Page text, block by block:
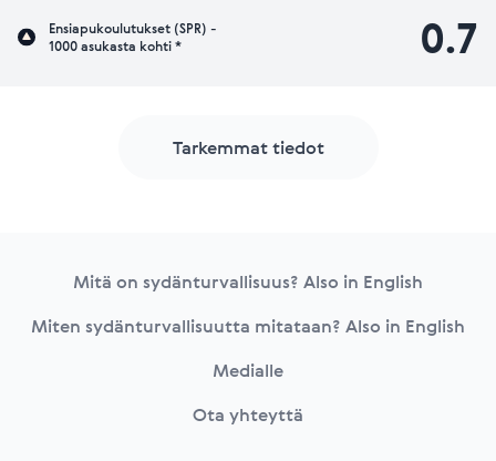
Ensiapukoulutukset (SPR) -
1000 asukasta kohti *
0.7
Tarkemmat tiedot
Mitä on sydänturvallisuus? Also in English
Miten sydänturvallisuutta mitataan? Also in English
Medialle
Ota yhteyttä